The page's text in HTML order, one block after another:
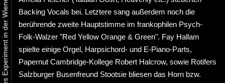
Backing Vocals bei. Letztere sang außerdem noch die
berührende zweite Hauptstimme im frankophilen Psych-
Folk-Walzer "Red Yellow Orange & Green". Fay Hallam
spielte einige Orgel, Harpsichord- und E-Piano-Parts,
Papernut Cambridge-Kollege Robert Halcrow, sowie Rotifers
Salzburger Busenfreund Stootsie bliesen das Horn bzw.